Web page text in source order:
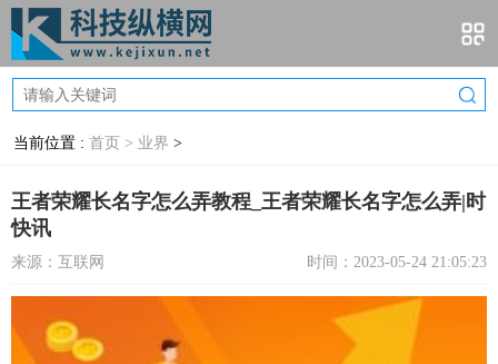
当前位置 : 首页 > 业界 >
王者荣耀长名字怎么弄教程_王者荣耀长名字怎么弄|时
快讯
来源：互联网 时间：2023-05-24 21:05:23